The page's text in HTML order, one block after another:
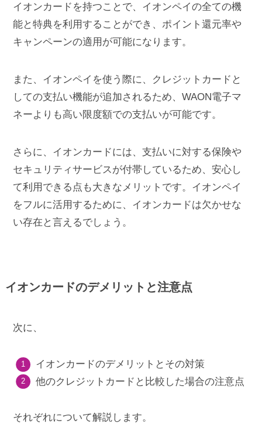
イオンカードを持つことで、イオンペイの全ての機
能と特典を利用することができ、ポイント還元率や
キャンペーンの適用が可能になります。
また、イオンペイを使う際に、クレジットカードと
しての支払い機能が追加されるため、WAON電子マ
ネーよりも高い限度額での支払いが可能です。
さらに、イオンカードには、支払いに対する保険や
セキュリティサービスが付帯しているため、安心し
て利用できる点も大きなメリットです。イオンペイ
をフルに活用するために、イオンカードは欠かせな
い存在と言えるでしょう。
イオンカードのデメリットと注意点
次に、
イオンカードのデメリットとその対策
他のクレジットカードと比較した場合の注意点
それぞれについて解説します。